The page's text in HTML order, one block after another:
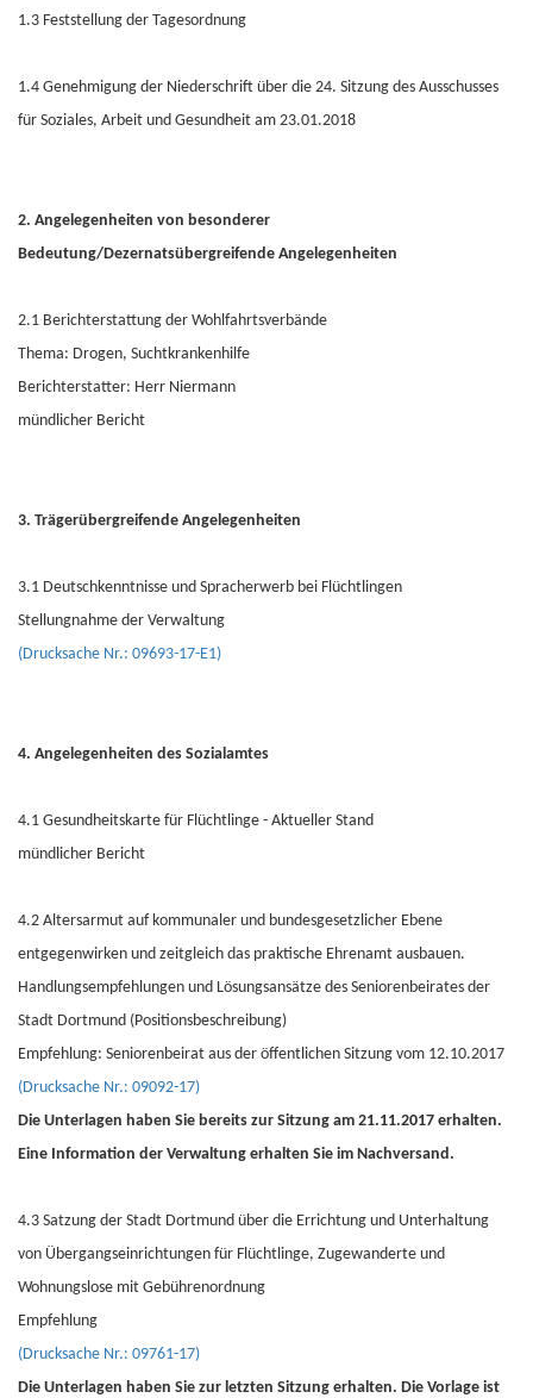
1.3 Feststellung der Tagesordnung
1.4 Genehmigung der Niederschrift über die 24. Sitzung des Ausschusses
für Soziales, Arbeit und Gesundheit am 23.01.2018
2. Angelegenheiten von besonderer
Bedeutung/Dezernatsübergreifende Angelegenheiten
2.1 Berichterstattung der Wohlfahrtsverbände
Thema: Drogen, Suchtkrankenhilfe
Berichterstatter: Herr Niermann
mündlicher Bericht
3. Trägerübergreifende Angelegenheiten
3.1 Deutschkenntnisse und Spracherwerb bei Flüchtlingen
Stellungnahme der Verwaltung
(Drucksache Nr.: 09693-17-E1)
4. Angelegenheiten des Sozialamtes
4.1 Gesundheitskarte für Flüchtlinge - Aktueller Stand
mündlicher Bericht
4.2 Altersarmut auf kommunaler und bundesgesetzlicher Ebene
entgegenwirken und zeitgleich das praktische Ehrenamt ausbauen.
Handlungsempfehlungen und Lösungsansätze des Seniorenbeirates der
Stadt Dortmund (Positionsbeschreibung)
Empfehlung: Seniorenbeirat aus der öffentlichen Sitzung vom 12.10.2017
(Drucksache Nr.: 09092-17)
Die Unterlagen haben Sie bereits zur Sitzung am 21.11.2017 erhalten.
Eine Information der Verwaltung erhalten Sie im Nachversand.
4.3 Satzung der Stadt Dortmund über die Errichtung und Unterhaltung
von Übergangseinrichtungen für Flüchtlinge, Zugewanderte und
Wohnungslose mit Gebührenordnung
Empfehlung
(Drucksache Nr.: 09761-17)
Die Unterlagen haben Sie zur letzten Sitzung erhalten. Die Vorlage ist